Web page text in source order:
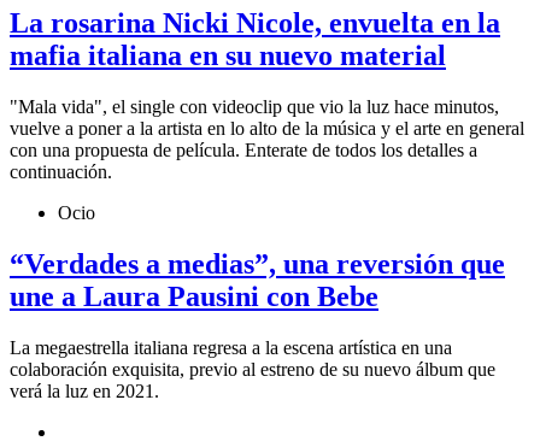
La rosarina Nicki Nicole, envuelta en la
mafia italiana en su nuevo material
"Mala vida", el single con videoclip que vio la luz hace minutos,
vuelve a poner a la artista en lo alto de la música y el arte en general
con una propuesta de película. Enterate de todos los detalles a
continuación.
Ocio
“Verdades a medias”, una reversión que
une a Laura Pausini con Bebe
La megaestrella italiana regresa a la escena artística en una
colaboración exquisita, previo al estreno de su nuevo álbum que
verá la luz en 2021.